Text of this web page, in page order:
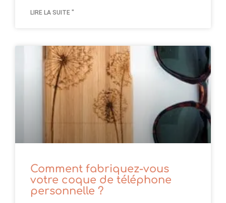
LIRE LA SUITE "
Comment fabriquez-vous
votre coque de téléphone
personnelle ?